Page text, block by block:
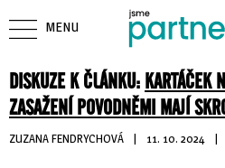
DISKUZE K ČLÁNKU: KARTÁČEK
ZASAŽENÍ POVODNĚMI MAJÍ
ZUZANA FENDRYCHOVÁ | 11. 10. 2024 |
MENU